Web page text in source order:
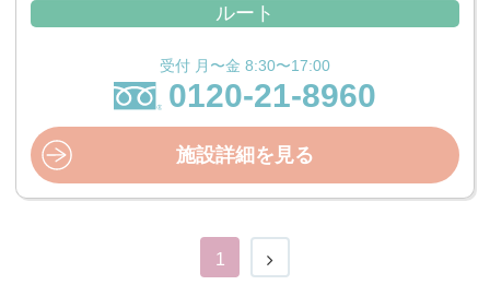
ルート
受付 月〜金 8:30〜17:00
0120-21-8960
施設詳細を見る
1